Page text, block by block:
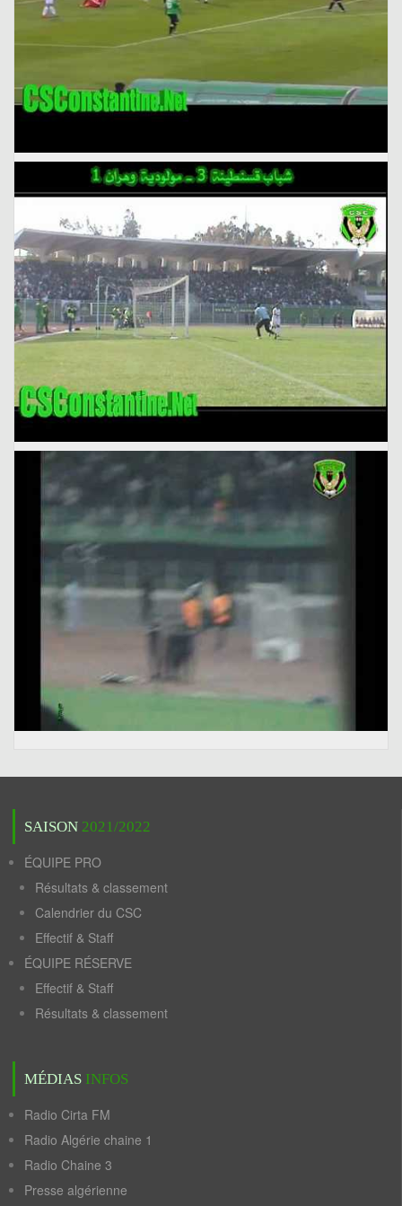
SAISON 2021/2022
ÉQUIPE PRO
Résultats & classement
Calendrier du CSC
Effectif & Staff
ÉQUIPE RÉSERVE
Effectif & Staff
Résultats & classement
MÉDIAS INFOS
Radio Cirta FM
Radio Algérie chaine 1
Radio Chaine 3
Presse algérienne